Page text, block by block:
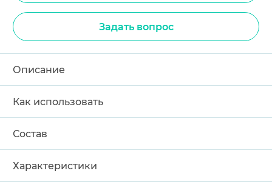
Задать вопрос
Описание
Как использовать
Состав
Характеристики